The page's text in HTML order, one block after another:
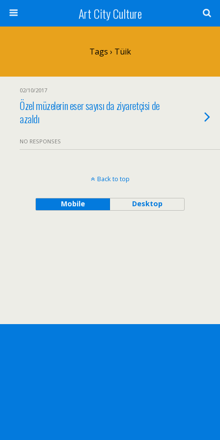
Art City Culture
Tags › Tüik
02/10/2017
Özel müzelerin eser sayısı da ziyaretçisi de
azaldı
NO RESPONSES
Back to top
Mobile Desktop